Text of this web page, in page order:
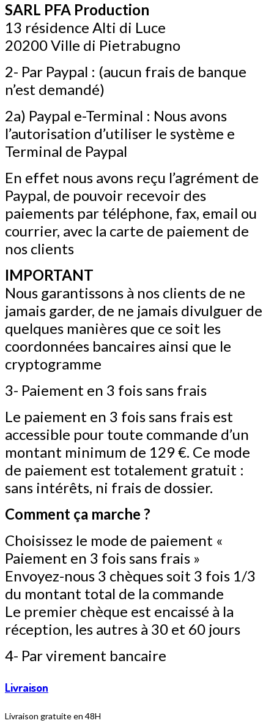
SARL PFA Production
13 résidence Alti di Luce
20200 Ville di Pietrabugno
2- Par Paypal : (aucun frais de banque
n’est demandé)
2a) Paypal e-Terminal : Nous avons
l’autorisation d’utiliser le système e
Terminal de Paypal
En effet nous avons reçu l’agrément de
Paypal, de pouvoir recevoir des
paiements par téléphone, fax, email ou
courrier, avec la carte de paiement de
nos clients
IMPORTANT
Nous garantissons à nos clients de ne
jamais garder, de ne jamais divulguer de
quelques manières que ce soit les
coordonnées bancaires ainsi que le
cryptogramme
3- Paiement en 3 fois sans frais
Le paiement en 3 fois sans frais est
accessible pour toute commande d’un
montant minimum de 129 €. Ce mode
de paiement est totalement gratuit :
sans intérêts, ni frais de dossier.
Comment ça marche ?
Choisissez le mode de paiement «
Paiement en 3 fois sans frais »
Envoyez-nous 3 chèques soit 3 fois 1/3
du montant total de la commande
Le premier chèque est encaissé à la
réception, les autres à 30 et 60 jours
4- Par virement bancaire
Livraison
Livraison gratuite en 48H